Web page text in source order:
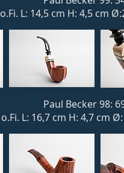
o.Fi. L: 14,5 cm H: 4,5 cm
Paul Becker 98:
o.Fi. L: 16,7 cm H: 4,7 cm